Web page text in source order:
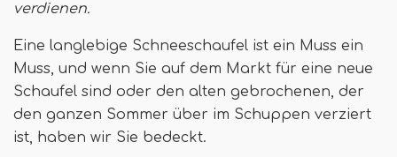
verdienen.
Eine langlebige Schneeschaufel ist ein Muss ein
Muss, und wenn Sie auf dem Markt für eine neue
Schaufel sind oder den alten gebrochenen, der
den ganzen Sommer über im Schuppen verziert
ist, haben wir Sie bedeckt.